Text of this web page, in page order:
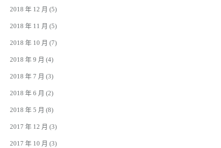
2018 年 12 月 (5)
2018 年 11 月 (5)
2018 年 10 月 (7)
2018 年 9 月 (4)
2018 年 7 月 (3)
2018 年 6 月 (2)
2018 年 5 月 (8)
2017 年 12 月 (3)
2017 年 10 月 (3)